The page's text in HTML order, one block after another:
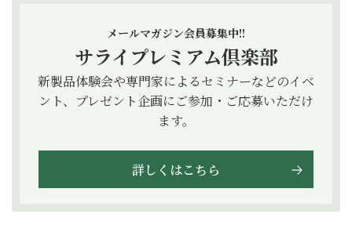
メールマガジン会員募集中!!
サライプレミアム倶楽部
新製品体験会や専門家によるセミナーなどのイベ
ント、プレゼント企画にご参加・ご応募いただけ
ます。
詳しくはこちら